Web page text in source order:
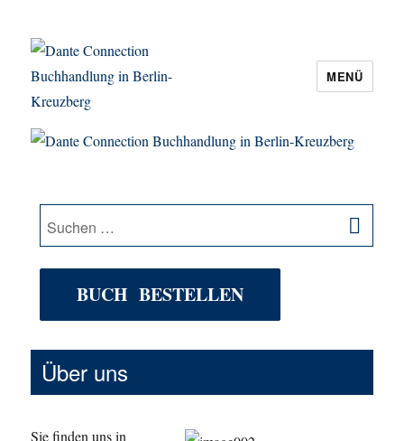
Dante Connection Buchhandlung in
MENÜ
Suche
nach:
BUCH BESTELLEN
Über uns
Sie finden uns in